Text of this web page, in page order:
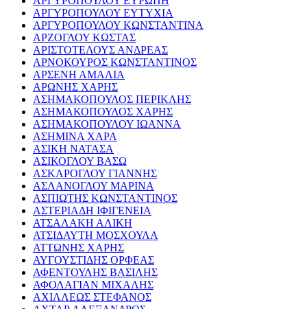
ΑΡΓΥΡΟΠΟΥΛΟΥ ΕΥΤΥΧΙΑ
ΑΡΓΥΡΟΠΟΥΛΟΥ ΚΩΝΣΤΑΝΤΙΝΑ
ΑΡΖΟΓΛΟΥ ΚΩΣΤΑΣ
ΑΡΙΣΤΟΤΕΛΟΥΣ ΑΝΔΡΕΑΣ
ΑΡΝΟΚΟΥΡΟΣ ΚΩΝΣΤΑΝΤΙΝΟΣ
ΑΡΣΕΝΗ ΑΜΑΛΙΑ
ΑΡΩΝΗΣ ΧΑΡΗΣ
ΑΣΗΜΑΚΟΠΟΥΛΟΣ ΠΕΡΙΚΛΗΣ
ΑΣΗΜΑΚΟΠΟΥΛΟΣ ΧΑΡΗΣ
ΑΣΗΜΑΚΟΠΟΥΛΟΥ ΙΩΑΝΝΑ
ΑΣΗΜΙΝΑ ΧΑΡΑ
ΑΣΙΚΗ ΝΑΤΑΣΑ
ΑΣΙΚΟΓΛΟΥ ΒΑΣΩ
ΑΣΚΑΡΟΓΛΟΥ ΓΙΑΝΝΗΣ
ΑΣΛΑΝΟΓΛΟΥ ΜΑΡΙΝΑ
ΑΣΠΙΩΤΗΣ ΚΩΝΣΤΑΝΤΙΝΟΣ
ΑΣΤΕΡΙΑΔΗ ΙΦΙΓΕΝΕΙΑ
ΑΤΣΑΛΑΚΗ ΑΛΙΚΗ
ΑΤΣΙΔΑΥΤΗ ΜΟΣΧΟΥΛΑ
ΑΤΤΩΝΗΣ ΧΑΡΗΣ
ΑΥΓΟΥΣΤΙΔΗΣ ΟΡΦΕΑΣ
ΑΦΕΝΤΟΥΛΗΣ ΒΑΣΙΛΗΣ
ΑΦΟΛΑΓΙΑΝ ΜΙΧΑΛΗΣ
ΑΧΙΛΛΕΩΣ ΣΤΕΦΑΝΟΣ